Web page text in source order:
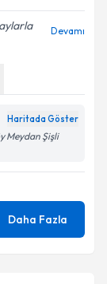
Devamı
Haritada Göster
Meydan Şişli
Daha Fazla